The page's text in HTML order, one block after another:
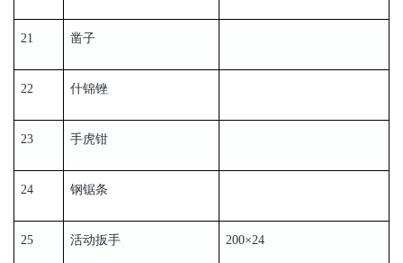
21 凿子
22 什锦锉
23 手虎钳
24 钢锯条
25 活动扳手 200×24